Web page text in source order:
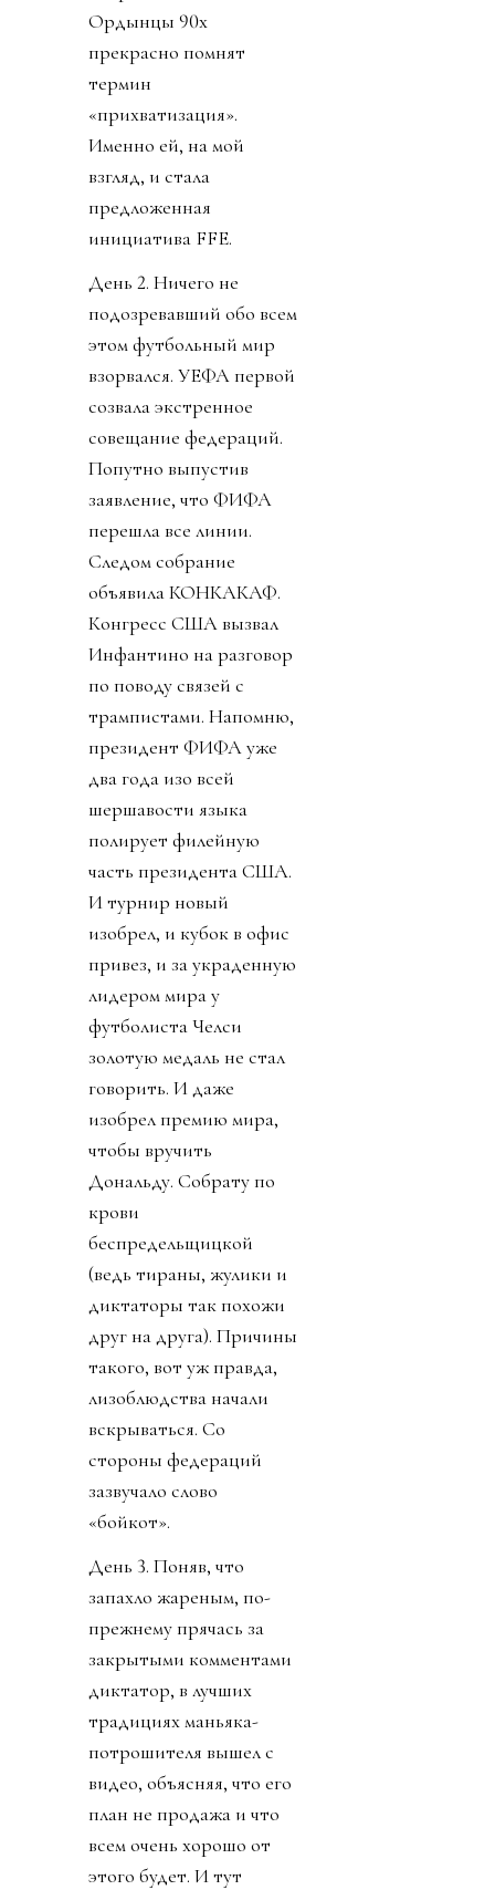
Ордынцы 90х
прекрасно помнят
термин
«прихватизация».
Именно ей, на мой
взгляд, и стала
предложенная
инициатива FFE.
День 2. Ничего не
подозревавший обо всем
этом футбольный мир
взорвался. УЕФА первой
созвала экстренное
совещание федераций.
Попутно выпустив
заявление, что ФИФА
перешла все линии.
Следом собрание
объявила КОНКАКАФ.
Конгресс США вызвал
Инфантино на разговор
по поводу связей с
трампистами. Напомню,
президент ФИФА уже
два года изо всей
шершавости языка
полирует филейную
часть президента США.
И турнир новый
изобрел, и кубок в офис
привез, и за украденную
лидером мира у
футболиста Челси
золотую медаль не стал
говорить. И даже
изобрел премию мира,
чтобы вручить
Дональду. Собрату по
крови
беспредельщицкой
(ведь тираны, жулики и
диктаторы так похожи
друг на друга). Причины
такого, вот уж правда,
лизоблюдства начали
вскрываться. Со
стороны федераций
зазвучало слово
«бойкот».
День 3. Поняв, что
запахло жареным, по-
прежнему прячась за
закрытыми комментами
диктатор, в лучших
традициях маньяка-
потрошителя вышел с
видео, объясняя, что его
план не продажа и что
всем очень хорошо от
этого будет. И тут